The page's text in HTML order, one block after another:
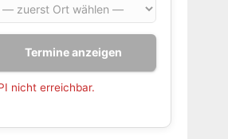
Termine anzeigen
nicht erreichbar.